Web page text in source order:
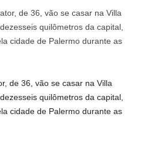
de 36, vão se casar na Villa
quilômetros da capital,
cidade de Palermo durante as